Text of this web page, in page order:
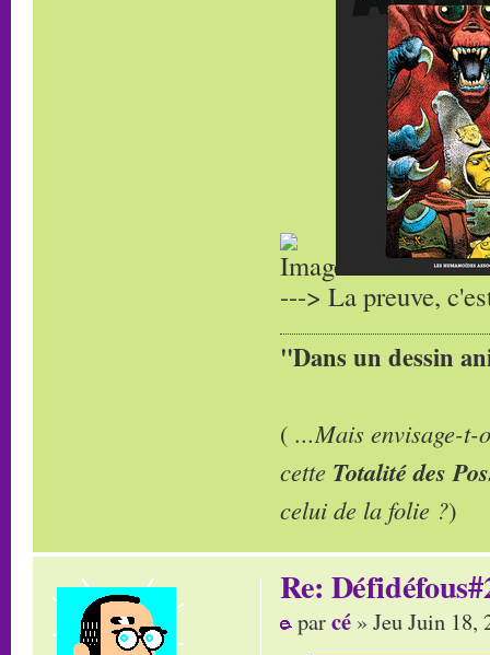
---> La preuve,
"Dans un dessin
( ...Mais envisage-t-
cette Totalité des
celui de la folie ?)
Re:
parcé » Jeu Juin 18,